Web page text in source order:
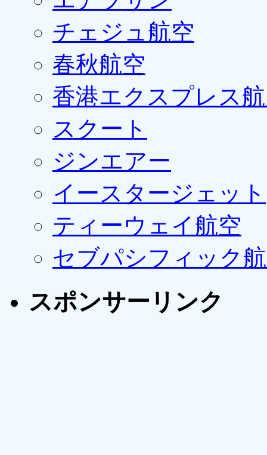
チェジュ航空
春秋航空
香港エクスプレス
スクート
ジンエアー
イースタージェット
ティーウェイ航空
セブパシフィック
スポンサーリンク